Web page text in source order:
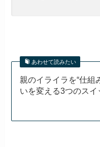
あわせて読みたい
親のイライラを“仕組
いを変える3つのス